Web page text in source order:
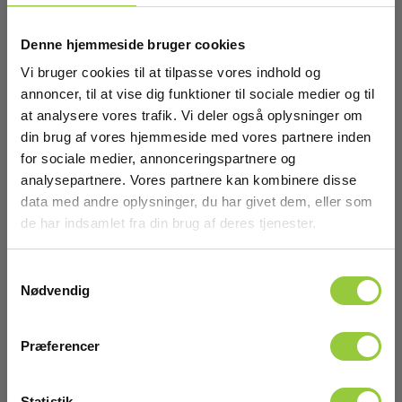
Denne hjemmeside bruger cookies
Vi bruger cookies til at tilpasse vores indhold og
annoncer, til at vise dig funktioner til sociale medier og til
at analysere vores trafik. Vi deler også oplysninger om
din brug af vores hjemmeside med vores partnere inden
for sociale medier, annonceringspartnere og
analysepartnere. Vores partnere kan kombinere disse
data med andre oplysninger, du har givet dem, eller som
de har indsamlet fra din brug af deres tjenester.
Nødvendig
Præferencer
Windows (inkl.)
Mobilapp
Mobilapp:
Android,iOS (inkl.)
Excl. moms
Læs mere